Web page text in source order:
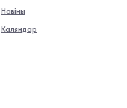
Навiны
Каляндар